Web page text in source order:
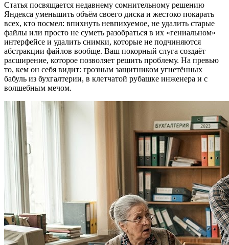
Статья посвящается недавнему сомнительному решению
Яндекса уменьшить объём своего диска и жестоко покарать
всех, кто посмел: впихнуть невпихуемое, не удалить старые
файлы или просто не суметь разобраться в их «гениальном»
интерфейсе и удалить снимки, которые не подчиняются
абстракции файлов вообще. Ваш покорный слуга создаёт
расширение, которое позволяет решить проблему. На превью
то, кем он себя видит: грозным защитником угнетённых
бабуль из бухгалтерии, в клетчатой рубашке инженера и с
волшебным мечом.